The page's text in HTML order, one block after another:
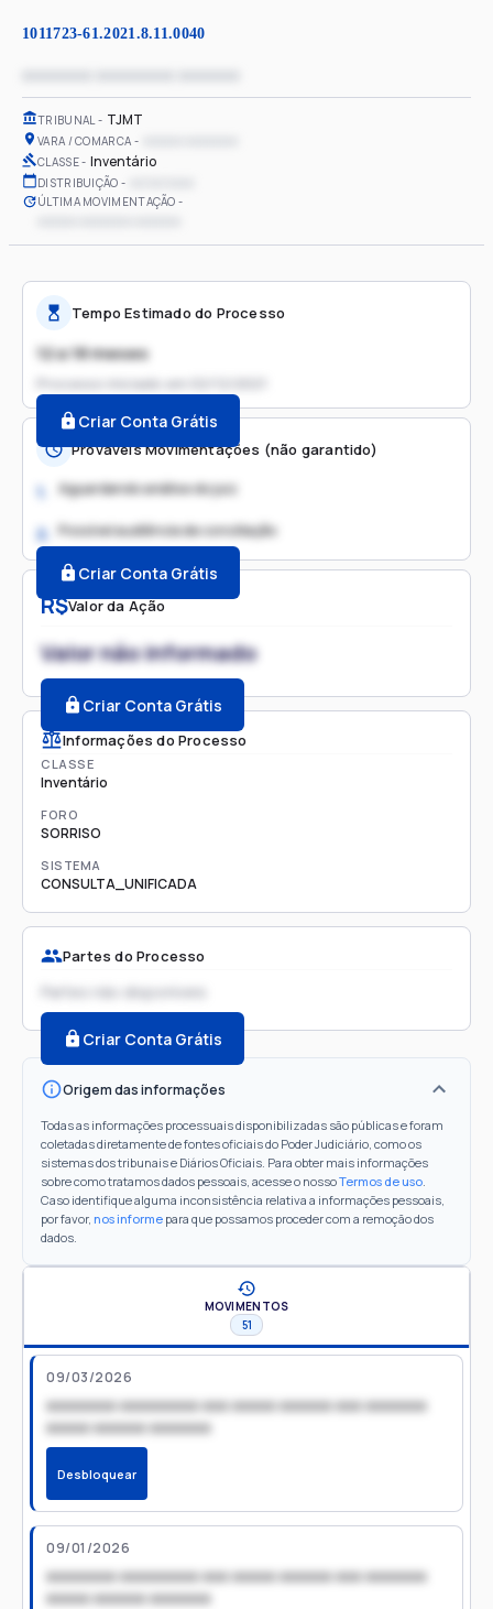
1011723-61.2021.8.11.0040
TRIBUNAL TJMT
VARA / COMARCA
CLASSE Inventário
DISTRIBUIÇÃO
ÚLTIMA MOVIMENTAÇÃO
R$Valor da Ação
Valor não informado
Criar Conta Grátis
Informações do Processo
CLASSE
Inventário
FORO
SORRISO
SISTEMA
CONSULTA_UNIFICADA
Partes do Processo
Partes não disponíveis
Criar Conta Grátis
Origem das informações
Todas as informações processuais disponibilizadas são públicas e foram
coletadas diretamente de fontes oficiais do Poder Judiciário, como os
sistemas dos tribunais e Diários Oficiais. Para obter mais informações
sobre como tratamos dados pessoais, acesse o nossoTermos de uso.
Caso identifique alguma inconsistência relativa a informações pessoais,
por favor, nos informe para que possamos proceder com a remoção dos
dados.
Tempo Estimado do Processo
12 a 18 meses
Processo iniciado em
Criar Conta Grátis
Prováveis Movimentações (não garantido)
1. Aguardando análise do juiz
2. Possível audiência de conciliação
Criar Conta Grátis
MOVIMENTOS
51
09/03/2026
xxxxxxxx xxxxxxxxx xxx xxxxx xxxxxx xxx xxxxxxx
xxxxx xxxxxx xxxxxxx
Desbloquear
09/01/2026
xxxxxxxx xxxxxxxxx xxx xxxxx xxxxxx xxx xxxxxxx
xxxxx xxxxxx xxxxxxx